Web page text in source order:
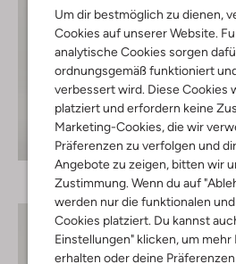
Um dir bestmöglich zu dienen,
Cookies auf unserer Website.
analytische Cookies sorgen
ordnungsgemäß funktioniert
verbessert wird. Diese Cookies
platziert und erfordern keine
Marketing-Cookies, die wir
Präferenzen zu verfolgen und
Angebote zu zeigen, bitten wir
Zustimmung. Wenn du auf
werden nur die funktionalen
Cookies platziert. Du kannst
Einstellungen" klicken, um
erhalten oder deine
Entdecke den Look